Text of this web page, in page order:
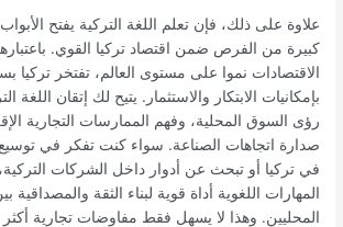
علاوة على ذلك، فإن تعلم اللغة التركية يفتح
كبيرة من الفرص ضمن اقتصاد تركيا القوي.
الاقتصادات نموا على مستوى العالم، تفتخر تركيا
بإمكانيات الابتكار والاستثمار. يتيح لك إتقان اللغة
رؤى السوق المحلية، وفهم الممارسات التجارية
صدارة اتجاهات الصناعة. سواء كنت تفكر في
في تركيا أو تبحث عن أدوار داخل الشركات
المهارات اللغوية أداة قوية لبناء الثقة
المحليين. وهذا لا يسهل فقط مفاوضات تجارية